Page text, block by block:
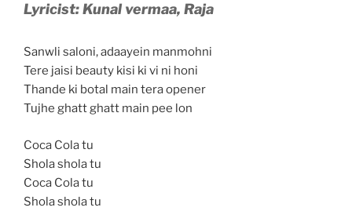
Lyricist: Kunal vermaa, Raja
Sanwli saloni, adaayein manmohni
Tere jaisi beauty kisi ki vi ni honi
Thande ki botal main tera opener
Tujhe ghatt ghatt main pee lon
Coca Cola tu
Shola shola tu
Coca Cola tu
Shola shola tu